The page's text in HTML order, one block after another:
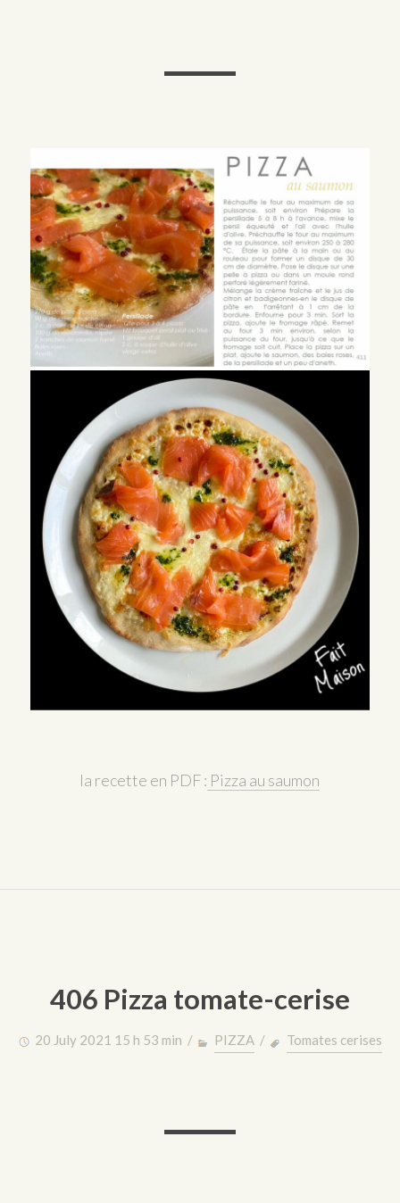
la recette en PDF : Pizza au saumon
406 Pizza tomate-cerise
20 July 2021 15 h 53 min / PIZZA/ Tomates cerises